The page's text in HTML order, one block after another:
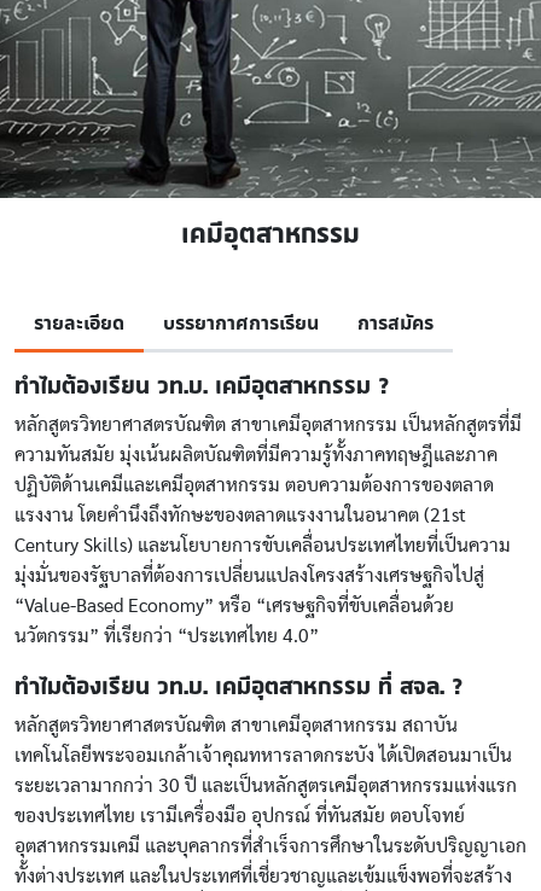
เคมีอุตสาหกรรม
รายละเอียด บรรยากาศการเรียน การสมัคร
ทำไมต้องเรียน วท.บ. เคมีอุตสาหกรรม ?
หลักสูตรวิทยาศาสตรบัณฑิต สาขาเคมีอุตสาหกรรม เป็นหลักสูตรที่มี
ความทันสมัย มุ่งเน้นผลิตบัณฑิตที่มีความรู้ทั้งภาคทฤษฎีและภาค
ปฏิบัติด้านเคมีและเคมีอุตสาหกรรม ตอบความต้องการของตลาด
แรงงาน โดยคำนึงถึงทักษะของตลาดแรงงานในอนาคต (21st
Century Skills) และนโยบายการขับเคลื่อนประเทศไทยที่เป็นความ
มุ่งมั่นของรัฐบาลที่ต้องการเปลี่ยนแปลงโครงสร้างเศรษฐกิจไปสู่
“Value-Based Economy” หรือ “เศรษฐกิจที่ขับเคลื่อนด้วย
นวัตกรรม” ที่เรียกว่า “ประเทศไทย 4.0”
ทำไมต้องเรียน วท.บ. เคมีอุตสาหกรรม ที่ สจล. ?
หลักสูตรวิทยาศาสตรบัณฑิต สาขาเคมีอุตสาหกรรม สถาบัน
เทคโนโลยีพระจอมเกล้าเจ้าคุณทหารลาดกระบัง ได้เปิดสอนมาเป็น
ระยะเวลามากกว่า 30 ปี และเป็นหลักสูตรเคมีอุตสาหกรรมแห่งแรก
ของประเทศไทย เรามีเครื่องมือ อุปกรณ์ ที่ทันสมัย ตอบโจทย์
อุตสาหกรรมเคมี และบุคลากรที่สำเร็จการศึกษาในระดับปริญญาเอก
ทั้งต่างประเทศ และในประเทศที่เชี่ยวชาญและเข้มแข็งพอที่จะสร้าง